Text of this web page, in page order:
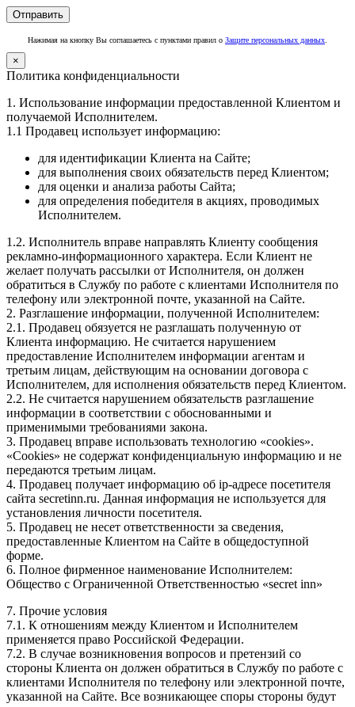
Нажимая на кнопку Вы соглашаетесь с пунктами правил о Защите персональных данных
×
Политика конфиденциальности
1. Использование информации предоставленной Клиентом и
получаемой Исполнителем.
1.1 Продавец использует информацию:
для идентификации Клиента на Сайте;
для выполнения своих обязательств перед Клиентом;
для оценки и анализа работы Сайта;
для определения победителя в акциях, проводимых
Исполнителем.
1.2. Исполнитель вправе направлять Клиенту сообщения
рекламно-информационного характера. Если Клиент не
желает получать рассылки от Исполнителя, он должен
обратиться в Службу по работе с клиентами Исполнителя по
телефону или электронной почте, указанной на Сайте.
2. Разглашение информации, полученной Исполнителем:
2.1. Продавец обязуется не разглашать полученную от
Клиента информацию. Не считается нарушением
предоставление Исполнителем информации агентам и
третьим лицам, действующим на основании договора с
Исполнителем, для исполнения обязательств перед Клиентом.
2.2. Не считается нарушением обязательств разглашение
информации в соответствии с обоснованными и
применимыми требованиями закона.
3. Продавец вправе использовать технологию «cookies».
«Cookies» не содержат конфиденциальную информацию и не
передаются третьим лицам.
4. Продавец получает информацию об ip-адресе посетителя
сайта secretinn.ru. Данная информация не используется для
установления личности посетителя.
5. Продавец не несет ответственности за сведения,
предоставленные Клиентом на Сайте в общедоступной
форме.
6. Полное фирменное наименование Исполнителем:
Общество с Ограниченной Ответственностью «secret inn»
7. Прочие условия
7.1. К отношениям между Клиентом и Исполнителем
применяется право Российской Федерации.
7.2. В случае возникновения вопросов и претензий со
стороны Клиента он должен обратиться в Службу по работе с
клиентами Исполнителя по телефону или электронной почте,
указанной на Сайте. Все возникающее споры стороны будут